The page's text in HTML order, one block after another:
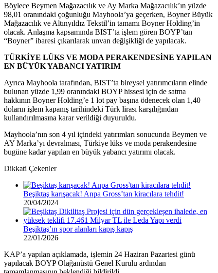
Böylece Beymen Mağazacılık ve Ay Marka Mağazacılık’ın yüzde
98,01 oranındaki çoğunluğu Mayhoola’ya geçerken, Boyner Büyük
Mağazacılık ve Altınyıldız Tekstil’in tamamı Boyner Holding’in
olacak. Anlaşma kapsamında BIST’ta işlem gören BOYP’tan
“Boyner” ibaresi çıkarılarak unvan değişikliği de yapılacak.
TÜRKİYE LÜKS VE MODA PERAKENDESİNE YAPILAN
EN BÜYÜK YABANCI YATIRIM
Ayrıca Mayhoola tarafından, BIST’ta bireysel yatırımcıların elinde
bulunan yüzde 1,99 oranındaki BOYP hissesi için de satma
hakkının Boyner Holding’e 1 lot pay başına ödenecek olan 1,40
doların işlem kapanış tarihindeki Türk lirası karşılığından
kullandırılmasına karar verildiği duyuruldu.
Mayhoola’nın son 4 yıl içindeki yatırımları sonucunda Beymen ve
AY Marka’yı devralması, Türkiye lüks ve moda perakendesine
bugüne kadar yapılan en büyük yabancı yatırımı olacak.
Dikkati Çekenler
Beşiktaş karışacak! Anpa Gross’tan kiracılara tehdit!
20/04/2024
Beşiktaş’ın spor alanları kapış kapış
22/01/2026
KAP’a yapılan açıklamada, işlemin 24 Haziran Pazartesi günü
yapılacak BOYP Olağanüstü Genel Kurulu ardından